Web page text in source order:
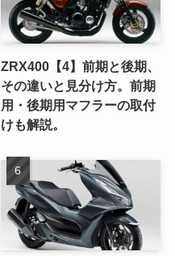
ZRX400【4】前期と後期、
その違いと見分け方。前期
用・後期用マフラーの取付
けも解説。